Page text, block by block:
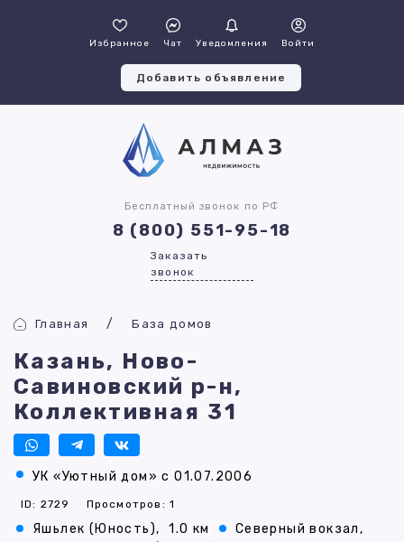
Избранное Чат Уведомления Войти
Добавить объявление
Бесплатный звонок по РФ
8 (800) 551-95-18
Заказать
звонок
Главная База домов
Казань, Ново-
Савиновский р-н,
Коллективная 31
УК «Уютный дом» с 01.07.2006
ID: 2729 Просмотров: 1
Яшьлек (Юность), 1.0 км
Северный вокзал,